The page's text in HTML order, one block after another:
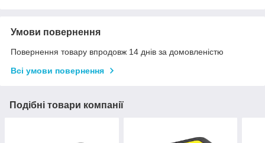
Умови повернення
Повернення товару впродовж 14 днів за домовленістю
Всі умови повернення
Подібні товари компанії